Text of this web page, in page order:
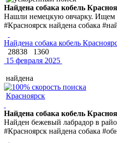
Найдена собака кобель
Нашли немецкую овчарку. Ищем
#Красноярск найдена собака
Найдена собака кобель
28838
1360
15 февраля 2025
найдена
Красноярск
Найдена собака кобель
Найден бежевый лабрадор в
#Красноярск найдена собака